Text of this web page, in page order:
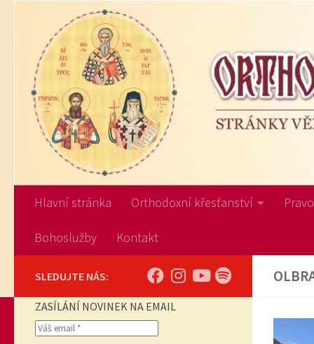
Skip to content
Hlavní stránka Orthodoxní křesťanství
Bohoslužby Kontakt
SLEDUJTE NÁS:
ZASÍLÁNÍ NOVINEK NA EMAIL